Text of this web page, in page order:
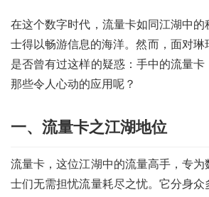
在这个数字时代，流量卡如同江湖中
士得以畅游信息的海洋。然而，面对琳
是否曾有过这样的疑惑：手中的流量
那些令人心动的应用呢？
一、流量卡之江湖地位
流量卡，这位江湖中的流量高手，专
士们无需担忧流量耗尽之忧。它分身众